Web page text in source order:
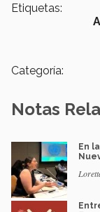
Etiquetas:
Categoría:
Notas
En